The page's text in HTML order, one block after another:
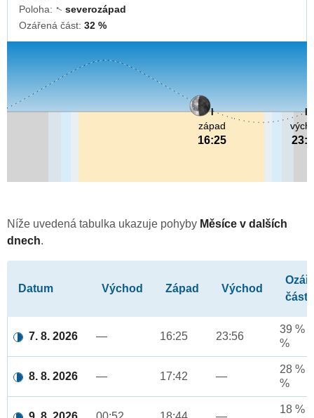
Poloha: ↓severozápad
Ozářená část: 32 %
západ
16:25
Níže uvedená tabulka ukazuje pohyby Měsíce v dalších
dnech.
Datum Východ Západ Východ
část
7. 8. 2026 — 16:25 23:56
39 %
%
8. 8. 2026 — 17:42 —
28 %
%
18 %